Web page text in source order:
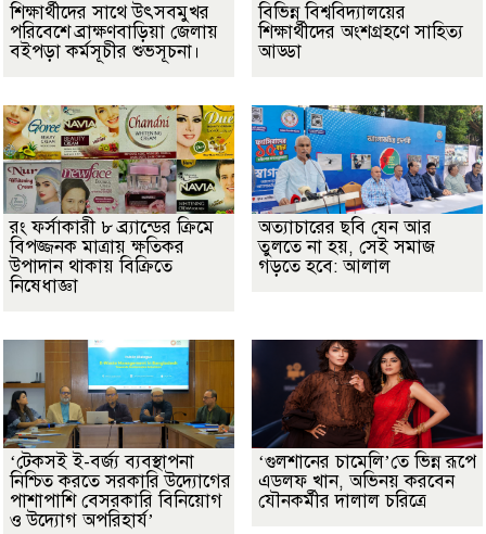
শিক্ষার্থীদের সাথে উৎসবমুখর
পরিবেশে ব্রাক্ষণবাড়িয়া জেলায়
বইপড়া কর্মসূচীর শুভসূচনা।
বিভিন্ন বিশ্ববিদ্যালয়ের
শিক্ষার্থীদের অংশগ্রহণে সাহিত্য
আড্ডা
রং ফর্সাকারী ৮ ব্র্যান্ডের ক্রিমে
বিপজ্জনক মাত্রায় ক্ষতিকর
উপাদান থাকায় বিক্রিতে
নিষেধাজ্ঞা
অত্যাচারের ছবি যেন আর
তুলতে না হয়, সেই সমাজ
গড়তে হবে: আলাল
‘টেকসই ই-বর্জ্য ব্যবস্থাপনা
নিশ্চিত করতে সরকারি উদ্যোগের
পাশাপাশি বেসরকারি বিনিয়োগ
ও উদ্যোগ অপরিহার্য’
‘গুলশানের চামেলি’তে ভিন্ন রূপে
এডলফ খান, অভিনয় করবেন
যৌনকর্মীর দালাল চরিত্রে